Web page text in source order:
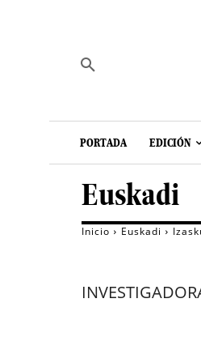
PORTADA EDICIÓN
Euskadi
Inicio Euskadi